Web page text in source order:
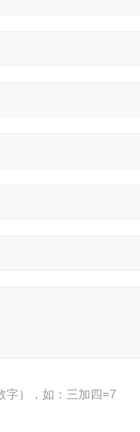
字），如：三加四=7